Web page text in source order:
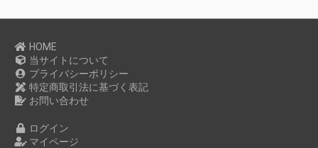
HOME
当サイトについて
プライバシーポリシー
特定商取引法に基づく表記
お問い合わせ
ログイン
マイページ